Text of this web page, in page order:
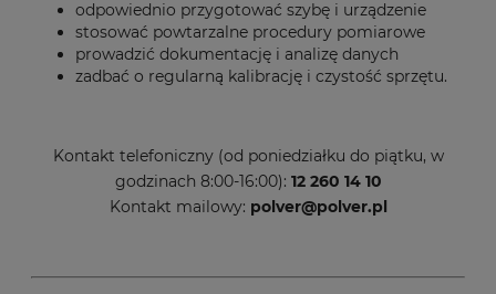
odpowiednio przygotować szybę i urządzenie
stosować powtarzalne procedury pomiarowe
prowadzić dokumentację i analizę danych
zadbać o regularną kalibrację i czystość sprzętu.
Kontakt telefoniczny (od poniedziałku do piątku, w
godzinach 8:00-16:00): 12 260 14 10
Kontakt mailowy: polver@polver.pl